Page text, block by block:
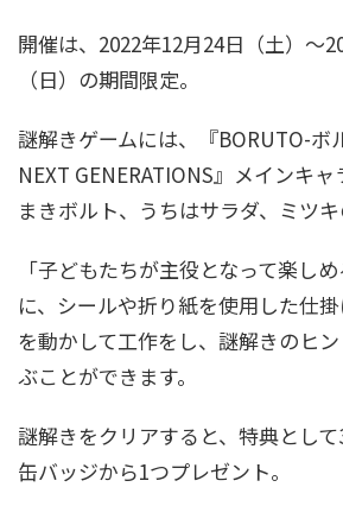
開催は、2022年12月24日（土）～
（日）の期間限定。
謎解きゲームには、『BORUTO-ボ
NEXT GENERATIONS』メインキ
まきボルト、うちはサラダ、ミツキ
「子どもたちが主役となって楽し
に、シールや折り紙を使用した仕
を動かして工作をし、謎解きのヒ
ぶことができます。
謎解きをクリアすると、特典とし
缶バッジから1つプレゼント。